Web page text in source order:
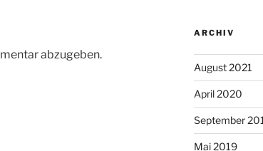
abzugeben.
ARCHIV
August 2021
April 2020
September
Mai 2019